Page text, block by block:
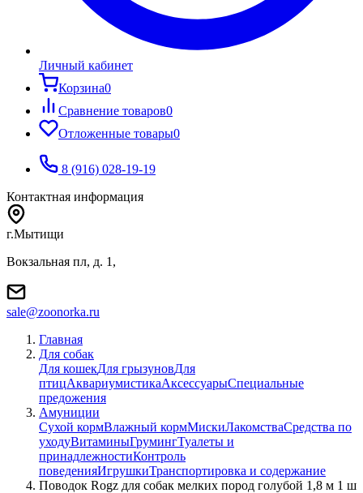
Личный кабинет
Корзина0
Сравнение товаров0
Отложенные товары0
8 (916) 028-19-19
Контактная информация
г.Мытищи
Вокзальная пл, д. 1,
sale@zoonorka.ru
Главная
Для собак
Для кошекДля грызуновДля
птицАквариумистикаАксессуарыСпециальные
предожения
Амуниции
Сухой кормВлажный кормМискиЛакомстваСредства по
уходуВитаминыГрумингТуалеты и
принадлежностиКонтроль
поведенияИгрушкиТранспортировка и содержание
Поводок Rogz для собак мелких пород голубой 1,8 м 1 ш